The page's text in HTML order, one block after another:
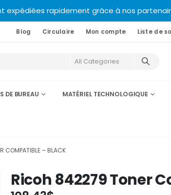
rapidement grâce à nos
Blog Circulaire Mon compte Liste de
DE BUREAU MATÉRIEL TECHNOLOGIQUE
COMPATIBLE – BLACK
Ricoh 842279 Toner